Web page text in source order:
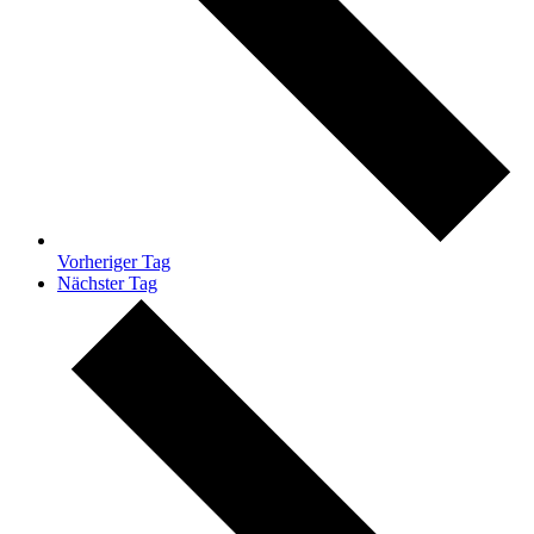
Vorheriger Tag
Nächster Tag